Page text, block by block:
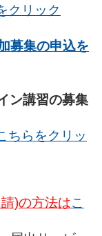
クリック
募集の申込を
ン講習の募集
ちらをクリッ
)の方法はこ